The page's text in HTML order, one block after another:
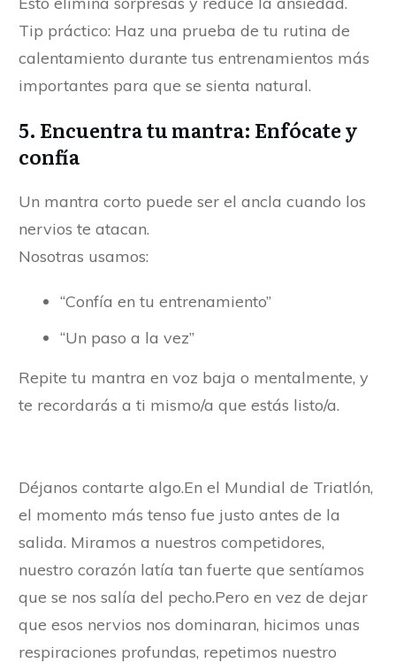
Tip práctico: Haz una prueba de tu rutina de
calentamiento durante tus entrenamientos más
importantes para que se sienta natural.
5. Encuentra tu mantra: Enfócate y
confía
Un mantra corto puede ser el ancla cuando los
nervios te atacan.
Nosotras usamos:
“Confía en tu entrenamiento”
“Un paso a la vez”
Repite tu mantra en voz baja o mentalmente, y
te recordarás a ti mismo/a que estás listo/a.
Déjanos contarte algo.En el Mundial de Triatlón,
el momento más tenso fue justo antes de la
salida. Miramos a nuestros competidores,
nuestro corazón latía tan fuerte que sentíamos
que se nos salía del pecho.Pero en vez de dejar
que esos nervios nos dominaran, hicimos unas
respiraciones profundas, repetimos nuestro